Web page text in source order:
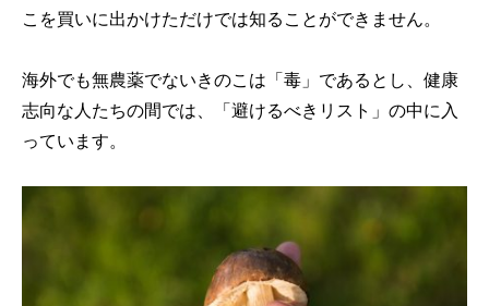
こを買いに出かけただけでは知ることができません。
海外でも無農薬でないきのこは「毒」であるとし、健康
志向な人たちの間では、「避けるべきリスト」の中に入
っています。